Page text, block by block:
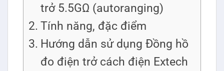
trở 5.5GΩ (autoranging)
Tính năng, đặc điểm
Hướng dẫn sử dụng Đồng hồ
đo điện trở cách điện Extech